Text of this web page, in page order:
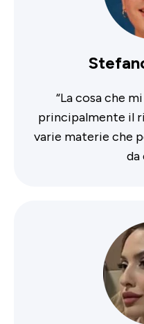
“La cosa che
principalmente il
varie materie che
da